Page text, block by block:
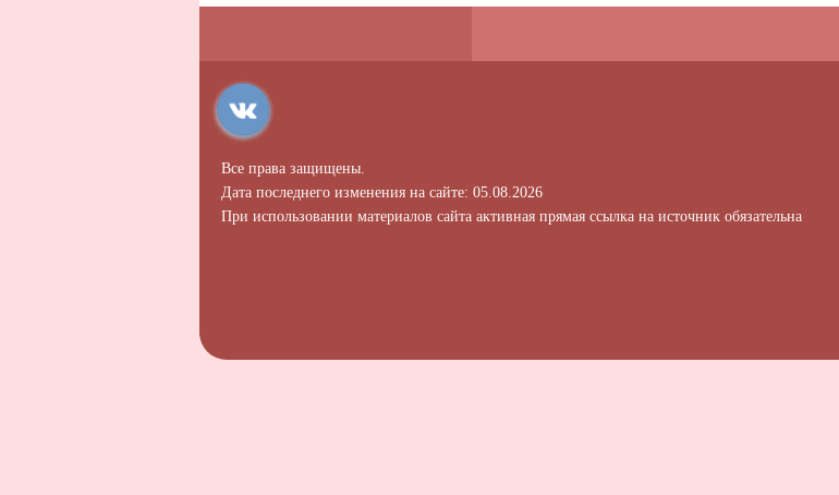
Все права защищены.
Дата последнего изменения на сайте: 05.08.2026
При использовании материалов сайта активная прямая ссылка на источник обязательна